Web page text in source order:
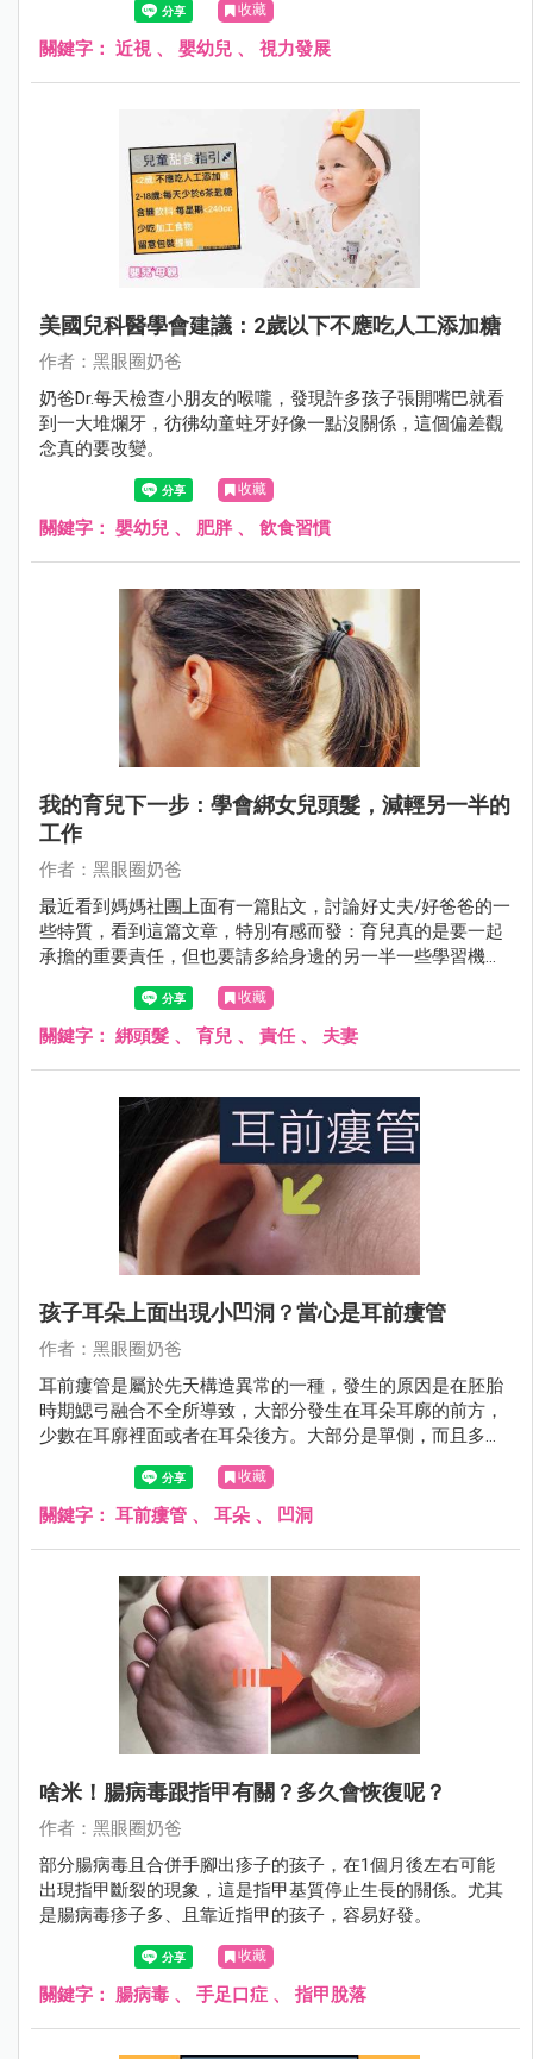
收藏
關鍵字： 近視 、 嬰幼兒 、 視力發展
美國兒科醫學會建議：2歲以下不應吃人工添加糖
作者：黑眼圈奶爸
奶爸Dr.每天檢查小朋友的喉嚨，發現許多孩子張開嘴巴就看
到一大堆爛牙，彷彿幼童蛀牙好像一點沒關係，這個偏差觀
念真的要改變。
收藏
關鍵字： 嬰幼兒 、 肥胖、 飲食習慣
我的育兒下一步：學會綁女兒頭髮，減輕另一半的
工作
作者：黑眼圈奶爸
最近看到媽媽社團上面有一篇貼文，討論好丈夫/好爸爸的一
些特質，看到這篇文章，特別有感而發：育兒真的是要一起
承擔的重要責任，但也要請多給身邊的另一半一些學習機
會，雖然剛開始可能做得不夠好，但是多給機會另一半成
長，總是慢慢會看到成果的。
收藏
關鍵字： 綁頭髮 、 育兒 、 責任 、 夫妻
孩子耳朵上面出現小凹洞？當心是耳前瘻管
作者：黑眼圈奶爸
耳前瘻管是屬於先天構造異常的一種，發生的原因是在胚胎
時期鰓弓融合不全所導致，大部分發生在耳朵耳廓的前方，
少數在耳廓裡面或者在耳朵後方。大部分是單側，而且多發
收藏
關鍵字： 耳前瘻管 、 耳朵 、 凹洞
啥米！腸病毒跟指甲有關？多久會恢復呢？
作者：黑眼圈奶爸
部分腸病毒且合併手腳出疹子的孩子，在1個月後左右可能
出現指甲斷裂的現象，這是指甲基質停止生長的關係。尤其
是腸病毒疹子多、且靠近指甲的孩子，容易好發。
收藏
關鍵字： 腸病毒 、 手足口症 、 指甲脫落